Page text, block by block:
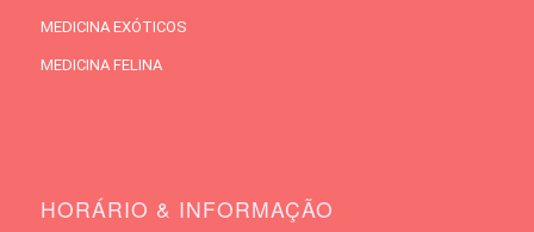
MEDICINA EXÓTICOS
MEDICINA FELINA
HORÁRIO & INFORMAÇÃO